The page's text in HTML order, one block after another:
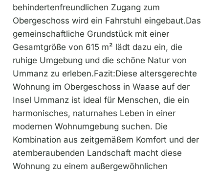
behindertenfreundlichen Zugang zum
Obergeschoss wird ein Fahrstuhl eingebaut.Das
gemeinschaftliche Grundstück mit einer
Gesamtgröße von 615 m² lädt dazu ein, die
ruhige Umgebung und die schöne Natur von
Ummanz zu erleben.Fazit:Diese altersgerechte
Wohnung im Obergeschoss in Waase auf der
Insel Ummanz ist ideal für Menschen, die ein
harmonisches, naturnahes Leben in einer
modernen Wohnumgebung suchen. Die
Kombination aus zeitgemäßem Komfort und der
atemberaubenden Landschaft macht diese
Wohnung zu einem außergewöhnlichen